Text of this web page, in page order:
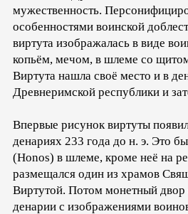
мужественность.
особенностями воинской
виртута изображалась в виде
копьём, мечом, в шлеме со
Виртута нашла своё место и в
Древнеримской республики и
Впервые рисунок виртуты
денариях 233 года до н. э. Это
(Honos) в шлеме, кроме неё на
размещался один из храмов
Виртутой. Потом монетный двор
денарии с изображениями